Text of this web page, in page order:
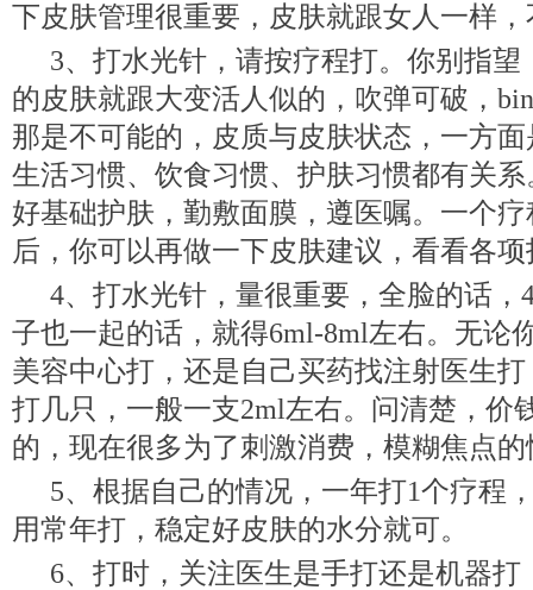
下皮肤管理很重要，皮肤就跟女人一样
3、打水光针，请按疗程打。你别指
的皮肤就跟大变活人似的，吹弹可破，
那是不可能的，皮质与皮肤状态，一方
生活习惯、饮食习惯、护肤习惯都有关
好基础护肤，勤敷面膜，遵医嘱。一个
后，你可以再做一下皮肤建议，看看各
4、打水光针，量很重要，全脸的话
子也一起的话，就得6ml-8ml左右。无论
美容中心打，还是自己买药找注射医生
打几只，一般一支2ml左右。问清楚，价
的，现在很多为了刺激消费，模糊焦点
5、根据自己的情况，一年打1个疗程
用常年打，稳定好皮肤的水分就可。
6、打时，关注医生是手打还是机器